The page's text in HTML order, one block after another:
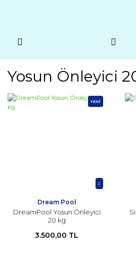
Yosun Önleyici
YENİ
Dream Pool
DreamPool Yosun Önleyici
20 kg
3.500,00 TL